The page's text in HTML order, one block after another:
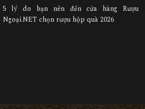
5 lý do bạn nên đến cửa hàng Rượu
Ngoại.NET chọn rượu hộp quà 2026